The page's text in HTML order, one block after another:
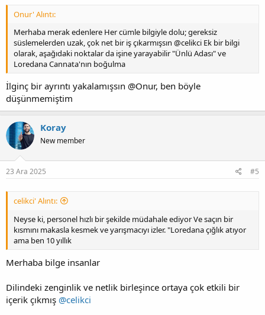
Onur' Alıntı:
Merhaba merak edenlere Her cümle bilgiyle dolu; gereksiz
süslemelerden uzak, çok net bir iş çıkarmışsın @celikci Ek bir bilgi
olarak, aşağıdaki noktalar da işine yarayabilir "Ünlü Adası" ve
Loredana Cannata'nın boğulma
İlginç bir ayrıntı yakalamışsın @Onur, ben böyle
düşünmemiştim
Koray
New member
23 Ara 2025 #5
celikci' Alıntı:
Neyse ki, personel hızlı bir şekilde müdahale ediyor Ve saçın bir
kısmını makasla kesmek ve yarışmacıyı izler. "Loredana çığlık atıyor
ama ben 10 yıllık
Merhaba bilge insanlar
Dilindeki zenginlik ve netlik birleşince ortaya çok etkili bir
içerik çıkmış @celikci